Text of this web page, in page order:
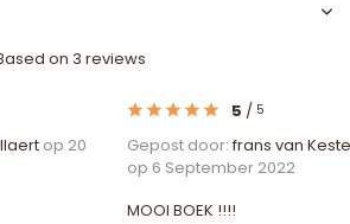
on 3 reviews
op 20
5 / 5
Gepost door:frans van
op 6 September 2022
MOOI BOEK !!!!